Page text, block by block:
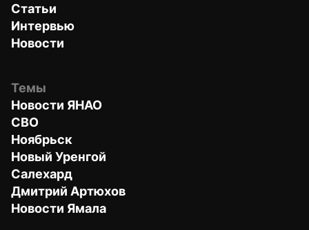
Статьи
Интервью
Новости
Темы
Новости ЯНАО
СВО
Ноябрьск
Новый Уренгой
Салехард
Дмитрий Артюхов
Новости Ямала